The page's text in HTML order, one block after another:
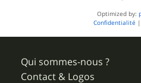
Optimized by:
Confidentialité |
Qui sommes-nous ?
Contact & Logos